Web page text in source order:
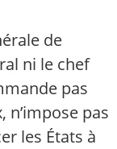
de
ni le chef
pas
n’impose pas
les États à